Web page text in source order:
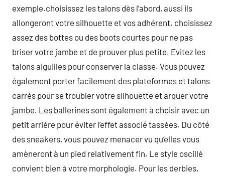
exemple.choisissez les talons dès l’abord, aussi ils
allongeront votre silhouette et vos adhérent. choisissez
assez des bottes ou des boots courtes pour ne pas
briser votre jambe et de prouver plus petite. Evitez les
talons aiguilles pour conserver la classe. Vous pouvez
également porter facilement des plateformes et talons
carrés pour se troubler votre silhouette et arquer votre
jambe. Les ballerines sont également à choisir avec un
petit arrière pour éviter l’effet associé tassées. Du côté
des sneakers, vous pouvez menacer vu qu’elles vous
amèneront à un pied relativement fin. Le style oscillé
convient bien à votre morphologie. Pour les derbies,